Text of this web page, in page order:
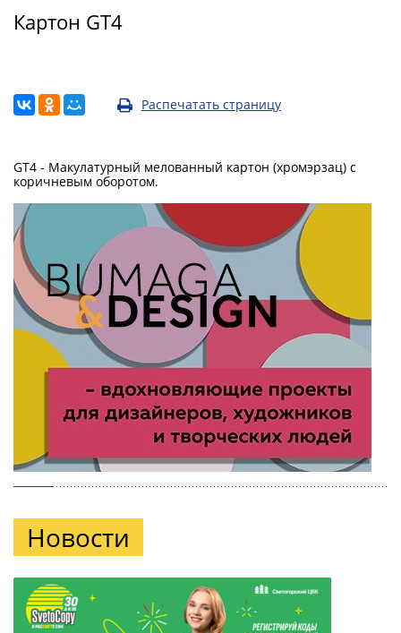
Картон GT4
Распечатать страницу
GT4 - Макулатурный мелованный картон (хромэрзац) с
коричневым оборотом.
Новости